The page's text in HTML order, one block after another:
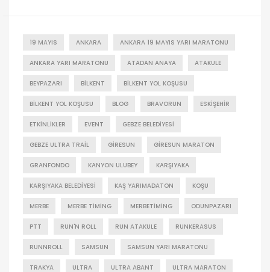
19 MAYIS ANKARA ANKARA 19 MAYIS YARI MARATONU
ANKARA YARI MARATONU ATADAN ANAYA ATAKULE
BEYPAZARI BILKENT BILKENT YOL KOŞUSU
BILKENT YOL KOŞUSU BLOG BRAVORUN ESKIŞEHIR
ETKINLIKLER EVENT GEBZE BELEDIYESI
GEBZE ULTRA TRAIL GIRESUN GIRESUN MARATON
GRANFONDO KANYON ULUBEY KARŞIYAKA
KARŞIYAKA BELEDIYESI KAŞ YARIMADATON KOŞU
MERBE MERBE TIMING MERBETIMING ODUNPAZARI
PTT RUN'N ROLL RUN ATAKULE RUNKERASUS
RUNNROLL SAMSUN SAMSUN YARI MARATONU
TRAKYA ULTRA ULTRA ABANT ULTRA MARATON